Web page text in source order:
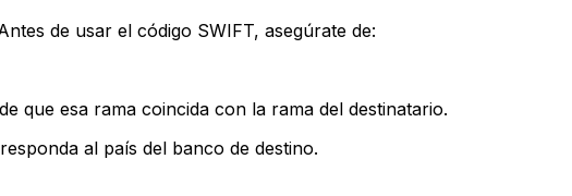
de usar el código SWIFT, asegúrate de:
que esa rama coincida con la rama del destinatario.
al país del banco de destino.